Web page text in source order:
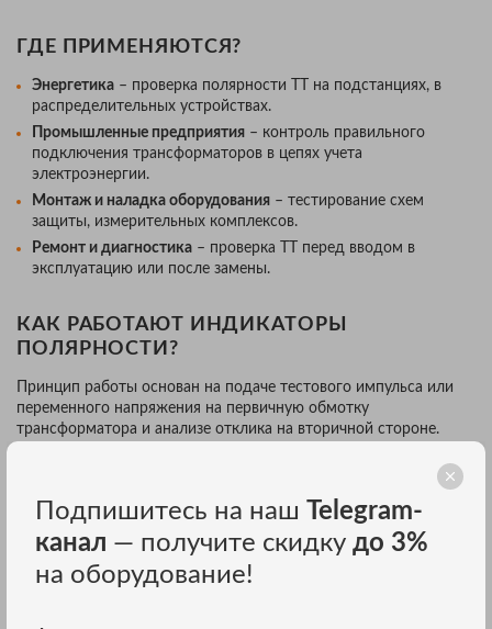
ГДЕ ПРИМЕНЯЮТСЯ?
Энергетика – проверка полярности ТТ на подстанциях, в
распределительных устройствах.
Промышленные предприятия – контроль правильного
подключения трансформаторов в цепях учета
электроэнергии.
Монтаж и наладка оборудования – тестирование схем
защиты, измерительных комплексов.
Ремонт и диагностика – проверка ТТ перед вводом в
эксплуатацию или после замены.
КАК РАБОТАЮТ ИНДИКАТОРЫ
ПОЛЯРНОСТИ?
Принцип работы основан на подаче тестового импульса или
переменного напряжения на первичную обмотку
трансформатора и анализе отклика на вторичной стороне.
первичную обмотку, а прибор фиксирует совпадение или
Переменное напряжение– сравнение фазового угла между
входным и выходным сигналами.
Подпишитесь на наш Telegram-
канал — получите скидку до 3%
на оборудование!